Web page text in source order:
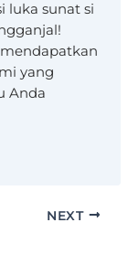
luka sunat si
yang
Anda
NEXT